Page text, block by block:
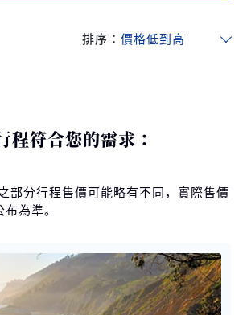
排序：
程符合您的需求：
部分行程售價可能略有不同，實際售價
為準。